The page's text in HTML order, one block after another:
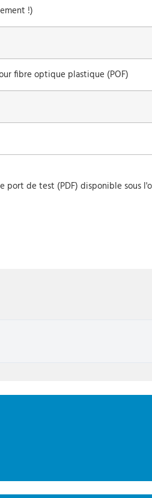
!)
fibre optique plastique (POF)
de test (PDF) disponible sous